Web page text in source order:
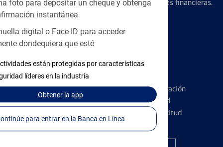
foto para depositar un cheque y obtenga
instantánea
digital o Face ID para acceder
dondequiera que esté
están protegidas por características
líderes en la industria
Obtenerla app
Continúe para entrar en la Banca en Línea
diseñados para ayudar con todas sus necesidades financieras.
Tarjetas de Crédito
Conozca los pormenores de la administración
de tarjetas de crédito y la identidad
financiera antes de presentar una solicitud